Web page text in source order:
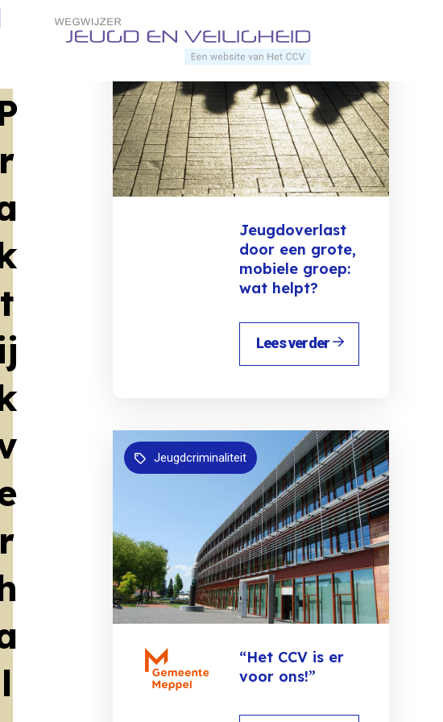
Direct naar content
Terug naar de startpagina
t
l
Jeugdoverlast
door een grote,
mobiele groep:
wat helpt?
Lees verder
“Het CCV is er
voor ons!”
Jeugdcriminaliteit